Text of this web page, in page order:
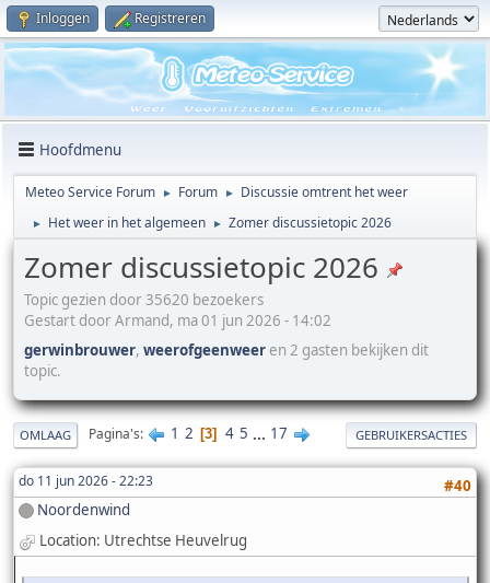
Inloggen Registreren
Hoofdmenu
Meteo Service Forum ► Forum ► Discussie omtrent het weer
► Het weer in het algemeen ► Zomer discussietopic 2026
Zomer discussietopic 2026
Topic gezien door 35620 bezoekers
Gestart door Armand, ma 01 jun 2026 - 14:02
gerwinbrouwer, weerofgeenweer en 2 gasten bekijken dit
topic.
OMLAAG Pagina's 1 2 3 4 5 ... 17 GEBRUIKERSACTIES
do 11 jun 2026 - 22:23
#40
Noordenwind
Location: Utrechtse Heuvelrug